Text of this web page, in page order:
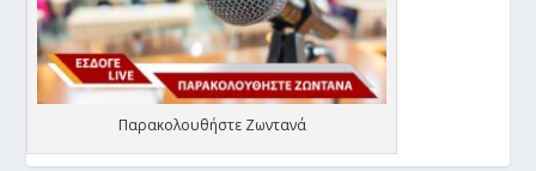
Παρακολουθήστε Ζωντανά